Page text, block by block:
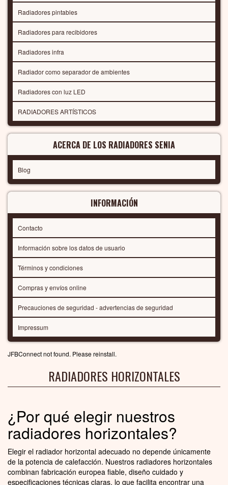
Radiadores pintables
Radiadores para recibidores
Radiadores infra
Radiador como separador de ambientes
Radiadores con luz LED
RADIADORES ARTÍSTICOS
ACERCA DE LOS RADIADORES SENIA
Blog
INFORMACIÓN
Contacto
Información sobre los datos de usuario
Términos y condiciones
Compras y envíos online
Precauciones de seguridad - advertencias de seguridad
Impressum
JFBConnect not found. Please reinstall.
RADIADORES HORIZONTALES
¿Por qué elegir nuestros
radiadores horizontales?
Elegir el radiador horizontal adecuado no depende únicamente
de la potencia de calefacción. Nuestros radiadores horizontales
combinan fabricación europea fiable, diseño cuidado y
especificaciones técnicas claras, lo que facilita encontrar una